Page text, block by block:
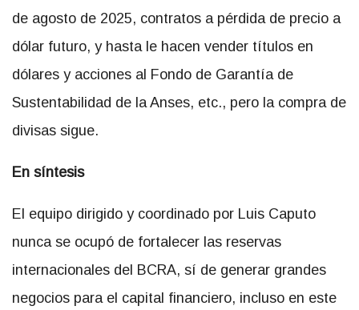
de agosto de 2025, contratos a pérdida de precio a
dólar futuro, y hasta le hacen vender títulos en
dólares y acciones al Fondo de Garantía de
Sustentabilidad de la Anses, etc., pero la compra de
divisas sigue.
En síntesis
El equipo dirigido y coordinado por Luis Caputo
nunca se ocupó de fortalecer las reservas
internacionales del BCRA, sí de generar grandes
negocios para el capital financiero, incluso en este